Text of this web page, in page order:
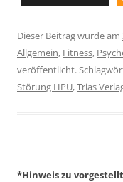
Dieser Beitrag wurde am
Allgemein, Fitness,
veröffentlicht.
Störung HPU,Trias
*Hinweis zu